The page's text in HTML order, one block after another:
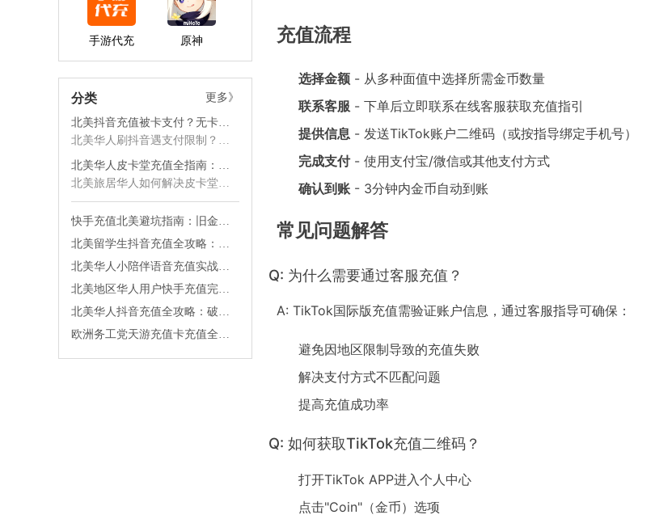
手游代充 原神
分类 更多》
北美抖音充值被卡支付？无卡秒到全攻略解析
北美华人刷抖音遇支付限制？详解信用卡被拒原因、汇率陷阱及无卡充值方案，教你规避账号风控，实现秒到账安全充值。
北美华人皮卡堂充值全指南：无卡支付秒到金卡实战攻略
北美旅居华人如何解决皮卡堂充值失败、信用卡被拒、汇率过高等难题？本文详解无卡支付、风控规避与秒到技巧，助你畅玩无阻。
快手充值北美避坑指南：旧金山湾区华人零手续费秒到账攻略
北美留学生抖音充值全攻略：秒到账零手续费实操指南
北美华人小陪伴语音充值实战手册：破解信用卡锁区与汇率陷阱的全流程指南
北美地区华人用户快手充值完整攻略：无卡支付秒到账方法详细解析与实操避坑指南
北美华人抖音充值全攻略：破解信用卡支付限制与汇率陷阱的实战合规路径
欧洲务工党天游充值卡充值全攻略：秒到账零手续费实战指南
充值流程
选择金额 - 从多种面值中选择所需金币数量
联系客服 - 下单后立即联系在线客服获取充值指引
提供信息 - 发送TikTok账户二维码（或按指导绑定手机号）
完成支付- 使用支付宝/微信或其他支付方式
确认到账 - 3分钟内金币自动到账
常见问题解答
Q: 为什么需要通过客服充值？
A: TikTok国际版充值需验证账户信息，通过客服指导可确保：
避免因地区限制导致的充值失败
解决支付方式不匹配问题
提高充值成功率
Q: 如何获取TikTok充值二维码？
打开TikTok APP进入个人中心
点击"Coin"（金币）选项